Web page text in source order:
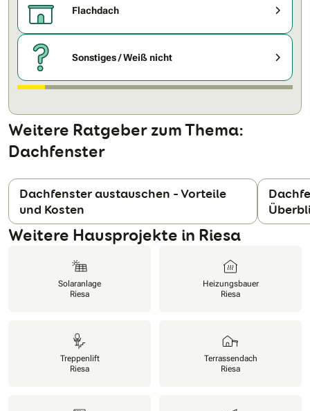
Flachdach
Sonstiges / Weiß nicht
Weitere Ratgeber zum Thema:
Dachfenster
Dachfenster austauschen – Vorteile
und Kosten
Weitere Hausprojekte in Riesa
Solaranlage
Riesa
Heizungsbauer
Riesa
Treppenlift
Riesa
Terrassendach
Riesa